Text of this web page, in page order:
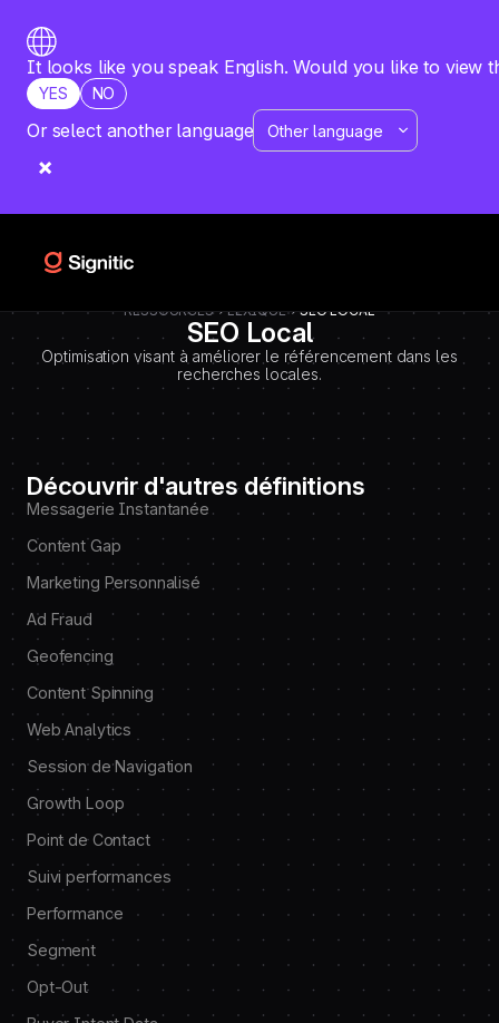
DEBUT CODE E - TEMPLATE CMS DEFINITIONS / LEXIQUE
Emplacement Webflow: Template CMS Definitions > Page settings >
Custom code > Inside tag
It looks like you speak English. Would you like to view
YES NO
Or select another language
RESSOURCES LEXIQUE SEO LOCAL
SEO Local
Optimisation visant à améliorer le référencement dans les
recherches locales.
Découvrir d'autres définitions
Messagerie Instantanée
Content Gap
Marketing Personnalisé
Ad Fraud
Geofencing
Content Spinning
Web Analytics
Session de Navigation
Growth Loop
Point de Contact
Suivi performances
Performance
Segment
Opt-Out